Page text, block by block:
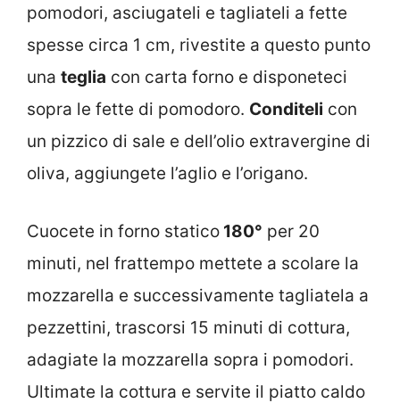
pomodori, asciugateli e tagliateli a fette
spesse circa 1 cm, rivestite a questo punto
una teglia con carta forno e disponeteci
sopra le fette di pomodoro. Conditeli con
un pizzico di sale e dell’olio extravergine di
oliva, aggiungete l’aglio e l’origano.
Cuocete in forno statico 180° per 20
minuti, nel frattempo mettete a scolare la
mozzarella e successivamente tagliatela a
pezzettini, trascorsi 15 minuti di cottura,
adagiate la mozzarella sopra i pomodori.
Ultimate la cottura e servite il piatto caldo